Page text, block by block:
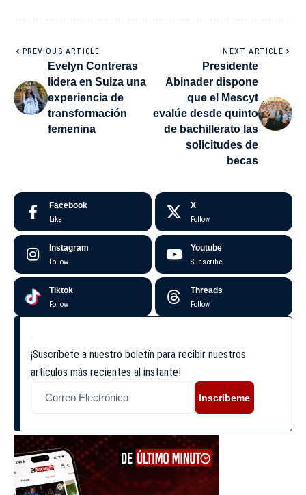
PREVIOUS ARTICLE
Evelyn Contreras
lidera en Suiza una
experiencia de
transformación
femenina
NEXT ARTICLE
Presidente
Abinader dispone
que el Mescyt
evalúe desde quinto
de bachillerato las
solicitudes de
becas
Facebook
Like
X
Follow
Instagram
Follow
Youtube
Subscribe
Tiktok
Follow
Threads
Follow
¡Suscríbete a nuestro boletín para recibir nuestros
artículos más recientes al instante!
Inscríbeme